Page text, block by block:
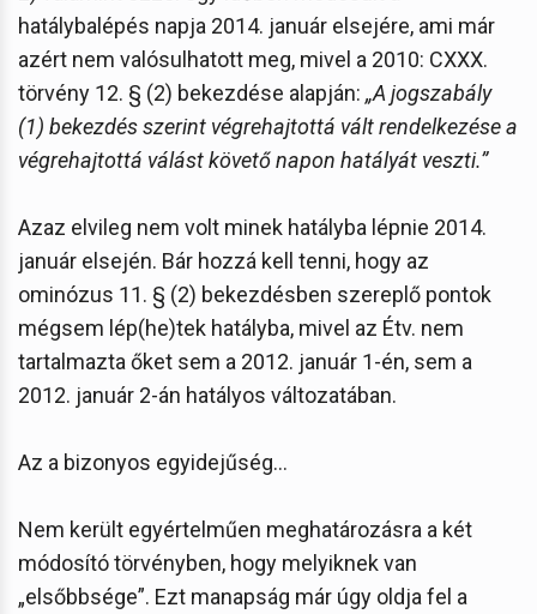
hatálybalépés napja 2014. január elsejére, ami már
azért nem valósulhatott meg, mivel a 2010: CXXX.
törvény 12. § (2) bekezdése alapján: „A jogszabály
(1) bekezdés szerint végrehajtottá vált rendelkezése a
végrehajtottá válást követő napon hatályát veszti.”
Azaz elvileg nem volt minek hatályba lépnie 2014.
január elsején. Bár hozzá kell tenni, hogy az
ominózus 11. § (2) bekezdésben szereplő pontok
mégsem lép(he)tek hatályba, mivel az Étv. nem
tartalmazta őket sem a 2012. január 1-én, sem a
2012. január 2-án hatályos változatában.
Az a bizonyos egyidejűség…
Nem került egyértelműen meghatározásra a két
módosító törvényben, hogy melyiknek van
„elsőbbsége”. Ezt manapság már úgy oldja fel a